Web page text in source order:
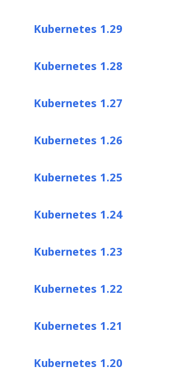
Kubernetes 1.29
Kubernetes 1.28
Kubernetes 1.27
Kubernetes 1.26
Kubernetes 1.25
Kubernetes 1.24
Kubernetes 1.23
Kubernetes 1.22
Kubernetes 1.21
Kubernetes 1.20